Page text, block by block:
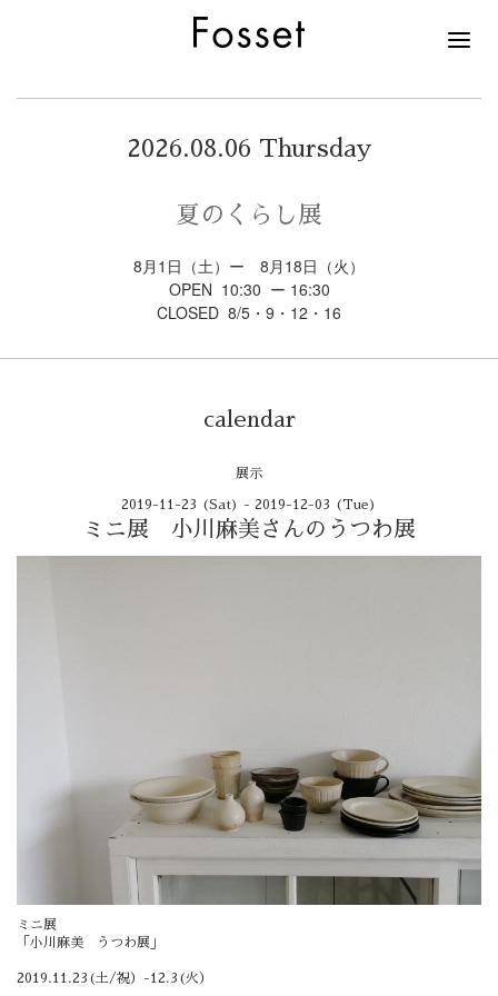
2026.08.06 Thursday
夏のくらし展
8月1日（土）ー 8月18日（火）
OPEN 10:30 ー 16:30
CLOSED 8/5・9・12・16
calendar
展示
2019-11-23 (Sat) - 2019-12-03 (Tue)
ミニ展 小川麻美さんのうつわ展
ミニ展
「小川麻美 うつわ展」
2019.11.23(土/祝）-12.3(火）